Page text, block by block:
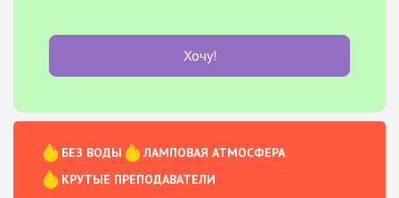
Хочу!
БЕЗ ВОДЫ
ЛАМПОВАЯ АТМОСФЕРА
КРУТЫЕ ПРЕПОДАВАТЕЛИ